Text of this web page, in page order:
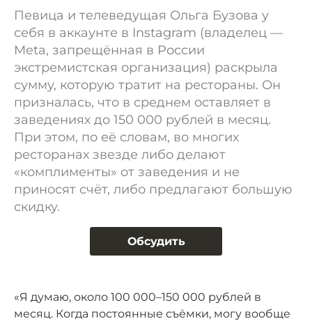
Певица и телеведущая Ольга Бузова у
себя в аккаунте в Instagram (владелец —
Meta, запрещённая в России
экстремистская организация) раскрыла
сумму, которую тратит на рестораны. Он
призналась, что в среднем оставляет в
заведениях до 150 000 рублей в месяц.
При этом, по её словам, во многих
ресторанах звезде либо делают
«комплименты» от заведения и не
приносят счёт, либо предлагают большую
скидку.
Обсудить
«Я думаю, около 100 000–150 000 рублей в
месяц. Когда постоянные съёмки, могу вообще